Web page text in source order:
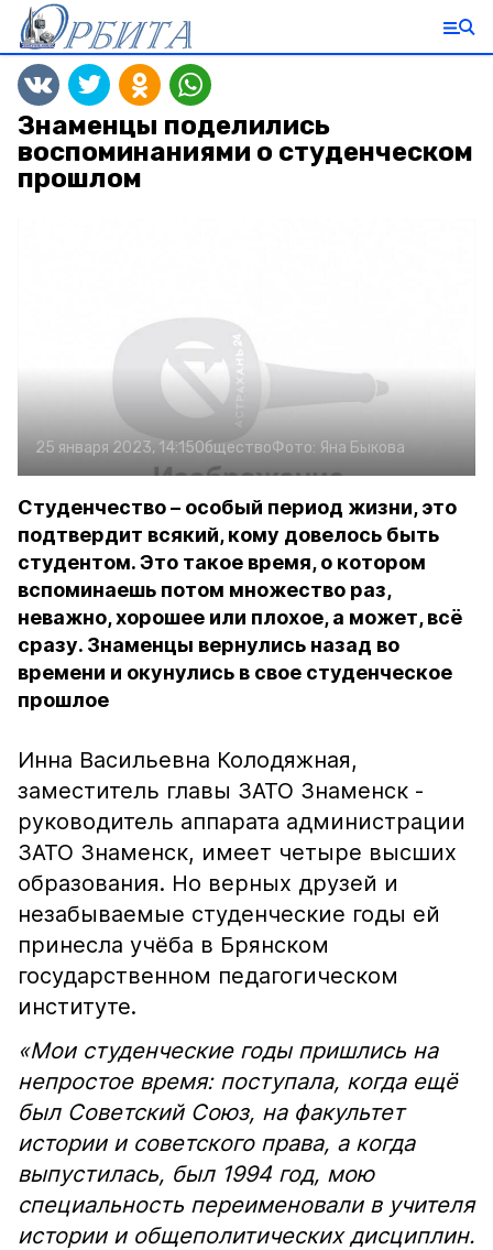
Знаменцы поделились
воспоминаниями о студенческом
прошлом
25 января 2023, 14:15ОбществоФото: Яна Быкова
Студенчество – особый период жизни, это
подтвердит всякий, кому довелось быть
студентом. Это такое время, о котором
вспоминаешь потом множество раз,
неважно, хорошее или плохое, а может, всё
сразу. Знаменцы вернулись назад во
времени и окунулись в свое студенческое
прошлое
Инна Васильевна Колодяжная,
заместитель главы ЗАТО Знаменск -
руководитель аппарата администрации
ЗАТО Знаменск, имеет четыре высших
образования. Но верных друзей и
незабываемые студенческие годы ей
принесла учёба в Брянском
государственном педагогическом
институте.
«Мои студенческие годы пришлись на
непростое время: поступала, когда ещё
был Советский Союз, на факультет
истории и советского права, а когда
выпустилась, был 1994 год, мою
специальность переименовали в учителя
истории и общеполитических дисциплин.